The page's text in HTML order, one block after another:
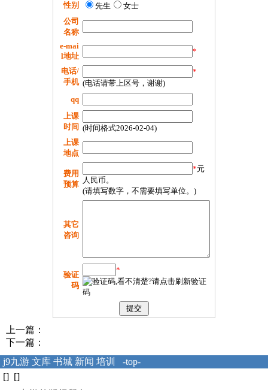
性别 先生
女士
公司
名称
e-mai
l地址
*
电话/
手机
*
(电话请带上区号，谢谢)
qq
上课
时间 (时间格式2026-02-04)
上课
地点
费用
预算
*元
人民币。
(请填写数字，不需要填写单位。)
其它
咨询
验证
码
*
上一篇：
下一篇：
j9九游 文库 书城 新闻 培训
-top-
[] []